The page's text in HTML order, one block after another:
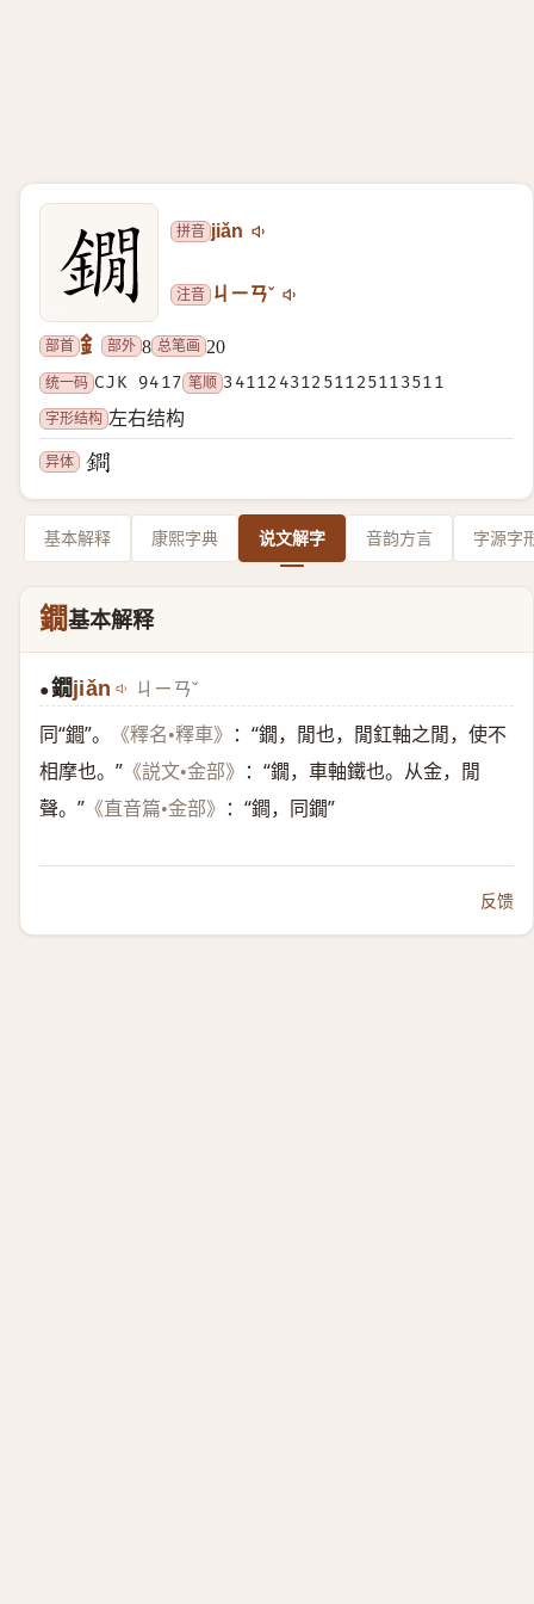
拼音 jiǎn
注音 ㄐㄧㄢˇ
部首 釒 部外 8 总笔画 20
统一码 CJK 9417 笔顺 34112431251125113511
字形结构 左右结构
异体
基本解释 康熙字典 说文解字 音韵方言 字源字
鐗基本解释
●鐗jiǎn ㄐㄧㄢˇ
同“鐧”。 《釋名•釋車》
：“鐗，閒也，閒釭軸之閒，使不
相摩也。” 《説文•金部》
：“鐗，車軸鐵也。从金，閒
聲。” 《直音篇•金部》 ：“鐧，同鐗”
反馈